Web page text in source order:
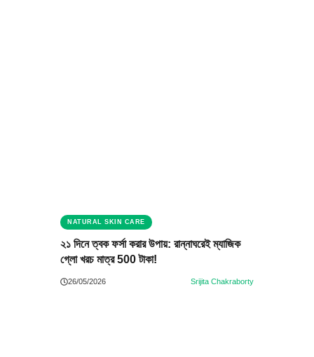
NATURAL SKIN CARE
২১ দিনে ত্বক ফর্সা করার উপায়: রান্নাঘরেই ম্যাজিক
গ্লো খরচ মাত্র 500 টাকা!
26/05/2026 Srijita Chakraborty